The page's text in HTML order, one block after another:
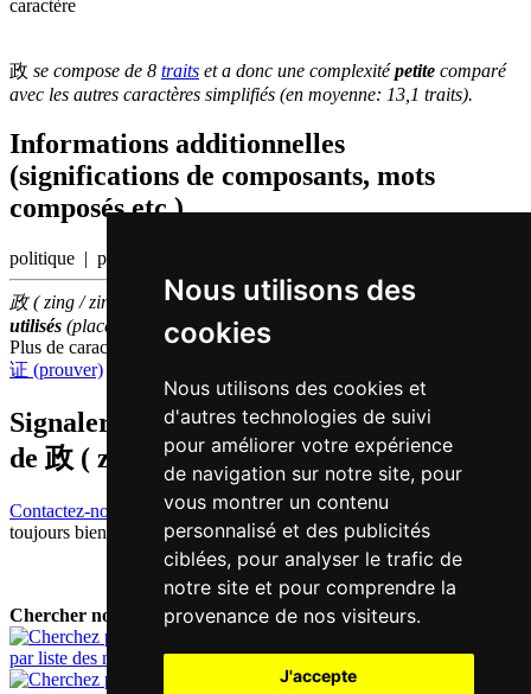
Nous utilisons des
cookies
Nous utilisons des cookies et
d'autres technologies de suivi
pour améliorer votre expérience
de navigation sur notre site, pour
vous montrer un contenu
personnalisé et des publicités
ciblées, pour analyser le trafic de
notre site et pour comprendre la
provenance de nos visiteurs.
J'accepte
政 se compose de 8 traits et a donc une complexitépetite comparé
avec les autres caractères simplifiés (en moyenne: 13,1 traits).
Informations additionnelles
(significations de composants, mots
composés etc.)
politique | politique
政 ( zing / zing3 ) fait partie des500caractères chinois
utilisés (place parmi lescaractères individuels
Plus de caractères qui se prononcent
证 (prouver)
Signaler traduction fausse ou manquante
de 政 ( zing / zing3 )
Contactez-nous!
Votre feedback et critique constructive seront
toujours bienvenus.
Chercher nouveau mot:
par liste des mots